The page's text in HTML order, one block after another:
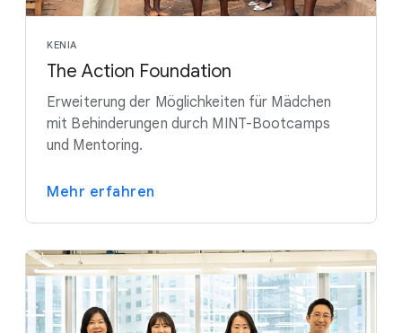
KENIA
The Action Foundation
Erweiterung der Möglichkeiten für Mädchen
mit Behinderungen durch MINT-Bootcamps
und Mentoring.
Mehr erfahren